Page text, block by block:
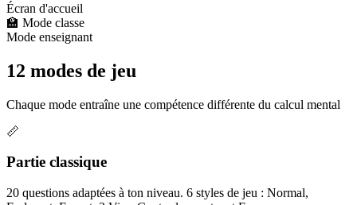
Écran d'accueil
🏫 Mode classe
Mode enseignant
12 modes de jeu
Chaque mode entraîne une compétence différente du calcul mental
📏
Partie classique
20 questions adaptées à ton niveau. 6 styles de jeu : Normal,